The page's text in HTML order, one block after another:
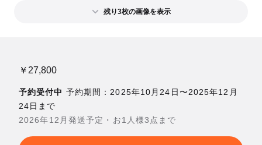
残り3枚の画像を表示
￥27,800
予約受付中 予約期間：2025年10月24日〜2025年12月
24日まで
2026年12月発送予定・お1人様3点まで